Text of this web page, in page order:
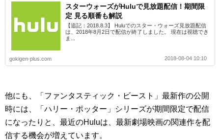
スターウォーズがHuluで見放題配信！期間限
定 見る順番も解説
【追記：2018.8.3】 Huluでのスター・ウォーズ見放題配信
は、2018年8月2日で配信が終了しました。 現在は視聴でき
ま...
gokigen-plus.com 2018-08-04 10:10
他にも、「ファンタスティック・ビースト」最新作の公開
時には、「ハリー・ポッター」シリーズが期間限定で配信
になったりと、最近のHuluは、最新劇場映画の関連作を配
信する機会が増えています。